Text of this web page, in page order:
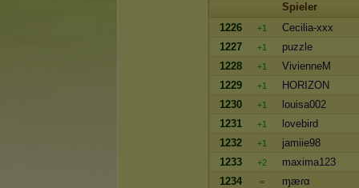
Spieler
1226
+1
Cecilia-xxx
1227
+1
puzzle
1228
+1
VivienneM
1229
+1
HORIZON
1230
+1
louisa002
1231
+1
lovebird
1232
+1
jamiie98
1233
+2
maxima123
1234
=
ɱæɾα